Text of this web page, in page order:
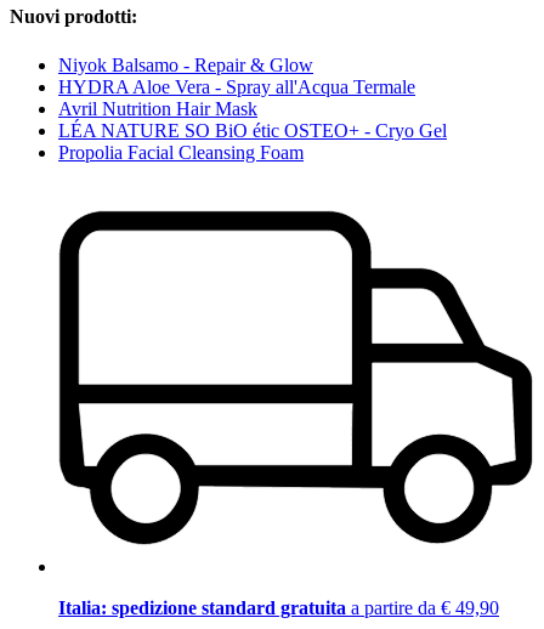
Nuovi prodotti:
Niyok Balsamo - Repair & Glow
HYDRA Aloe Vera - Spray all'Acqua Termale
Avril Nutrition Hair Mask
LÉA NATURE SO BiO étic OSTEO+ - Cryo Gel
Propolia Facial Cleansing Foam
Italia: spedizione standard gratuita a partire da € 49,90